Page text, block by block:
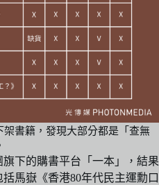
架書籍，發現大部分都是「查無
下的購書平台「一本」，結果
馬嶽《香港80年代民主運勳口